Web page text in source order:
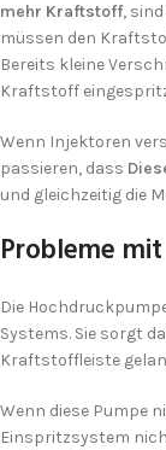
mehr Kraftstoff,
müssen den
Bereits kleine
Kraftstoff
Wenn Injektoren
passieren, dass
und gleichzeitig die
Probleme
Die
Systems. Sie sorgt
Kraftstoffleiste
Wenn diese Pumpe
Einspritzsystem